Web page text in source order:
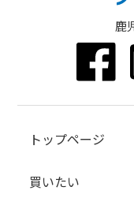
鹿
トップページ
買いたい